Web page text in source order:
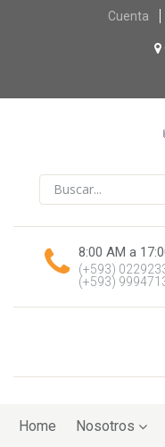
Cuenta
8:00 AM a
(+593)
(+593)
toHome Nosotros